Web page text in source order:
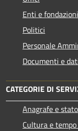
Enti e fondazioni
Politici
Personale
Documenti e
CATEGORIE DI
Anagrafe e
Cultura e